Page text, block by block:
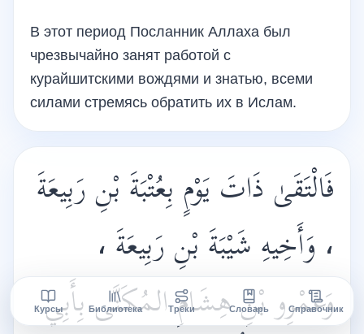
Курсы Библиотека Треки Словарь Справочник
В этот период Посланник Аллаха был
чрезвычайно занят работой с
курайшитскими вождями и знатью, всеми
силами стремясь обратить их в Ислам.
فَالْتَقَىٰ ذَاتَ يَوْمٍ بِعُتْبَةَ بْنِ رَبِيعَةَ
، وَأَخِيهِ شَيْبَةَ بْنِ رَبِيعَةَ ،
وَعَمْرِو بْنِ هِشَامِ المُكَنَّى بِأَبِي